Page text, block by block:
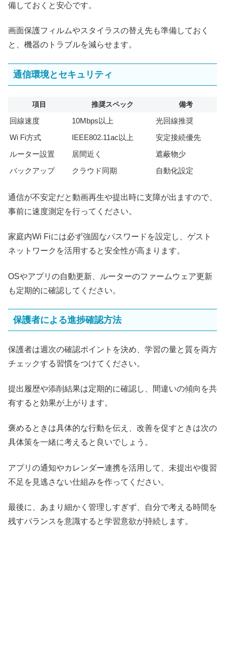
備しておくと安心です。
画面保護フィルムやスタイラスの替え先も準備しておく
と、機器のトラブルを減らせます。
通信環境とセキュリティ
項目 推奨スペック 備考
回線速度 10Mbps以上
光回線推奨
Wi Fi方式
IEEE802.11ac以上
安定接続優先
ルーター設置
居間近く
遮蔽物少
バックアップ
クラウド同期 自動化設定
通信が不安定だと動画再生や提出時に支障が出ますので、
事前に速度測定を行ってください。
家庭内Wi Fiには必ず強固なパスワードを設定し、ゲスト
ネットワークを活用すると安全性が高まります。
OSやアプリの自動更新、ルーターのファームウェア更新
も定期的に確認してください。
保護者による進捗確認方法
保護者は週次の確認ポイントを決め、学習の量と質を両方
チェックする習慣をつけてください。
提出履歴や添削結果は定期的に確認し、間違いの傾向を共
有すると効果が上がります。
褒めるときは具体的な行動を伝え、改善を促すときは次の
具体策を一緒に考えると良いでしょう。
アプリの通知やカレンダー連携を活用して、未提出や復習
不足を見逃さない仕組みを作ってください。
最後に、あまり細かく管理しすぎず、自分で考える時間を
残すバランスを意識すると学習意欲が持続します。